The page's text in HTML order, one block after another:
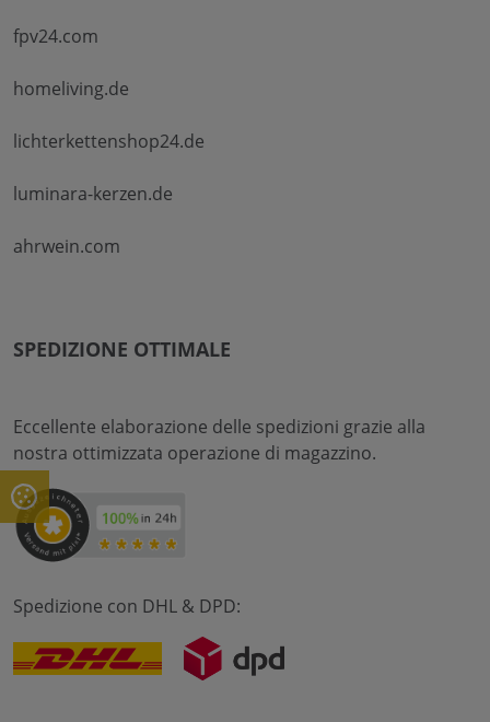
fpv24.com
homeliving.de
lichterkettenshop24.de
luminara-kerzen.de
ahrwein.com
SPEDIZIONE OTTIMALE
Eccellente elaborazione delle spedizioni grazie alla
nostra ottimizzata operazione di magazzino.
Spedizione con DHL & DPD: